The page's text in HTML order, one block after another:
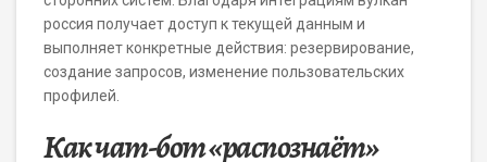
россия получает доступ к текущей данным и
выполняет конкретные действия: резервирование,
создание запросов, изменение пользовательских
профилей.
Как чат-бот «распознаёт»